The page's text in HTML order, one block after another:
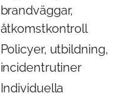
brandväggar,
åtkomstkontroll
Policyer, utbildning,
incidentrutiner
Individuella